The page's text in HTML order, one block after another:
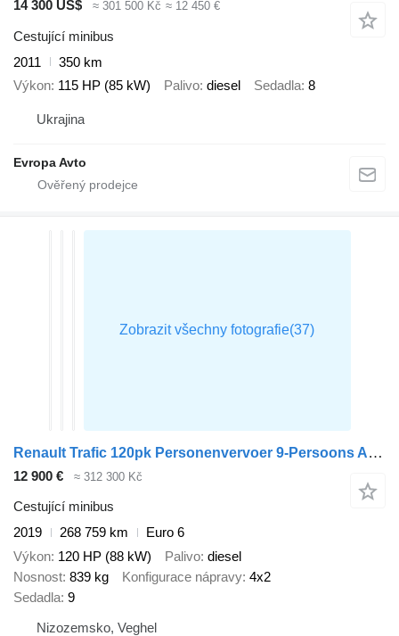
14 300 US$ ≈ 301 500 Kč ≈ 12 450 €
Cestující minibus
2011
350 km
Výkon 115 HP (85 kW) Palivo diesel Sedadla 8
Ukrajina
Evropa Avto
Renault Trafic 120pk Personenvervoer 9-Persoons Airco Cruise Parkeersens
12 900 € ≈ 312 300 Kč
Cestující minibus
2019
268 759 km
Euro 6
Výkon 120 HP (88 kW) Palivo diesel
Nosnost 839 kg Konfigurace nápravy 4x2
Sedadla 9
Nizozemsko, Veghel